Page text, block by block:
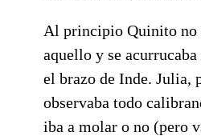
Al principio Quinito no
aquello y se
el brazo de Inde. Julia,
observaba todo
iba a molar o no (pero